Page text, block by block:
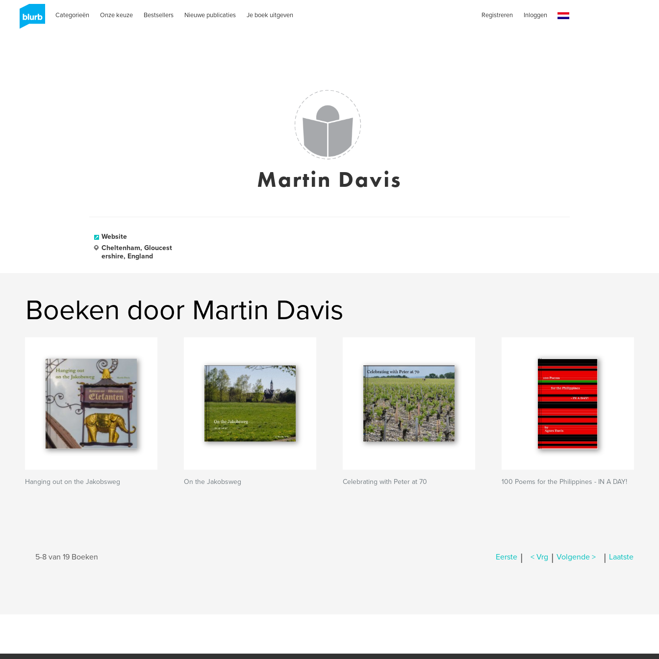
Categorieën Onze keuze Bestsellers Nieuwe publicaties Je boek uitgeven Registreren Inloggen
Martin Davis
Website
Cheltenham, Gloucest
ershire, England
Boeken door Martin Davis
Hanging out on the Jakobsweg On the Jakobsweg Celebrating with Peter at 70 100 Poems for the Philippines - IN A DAY!
5-8 van 19 Boeken Eerste | < Vrg | Volgende > | Laatste